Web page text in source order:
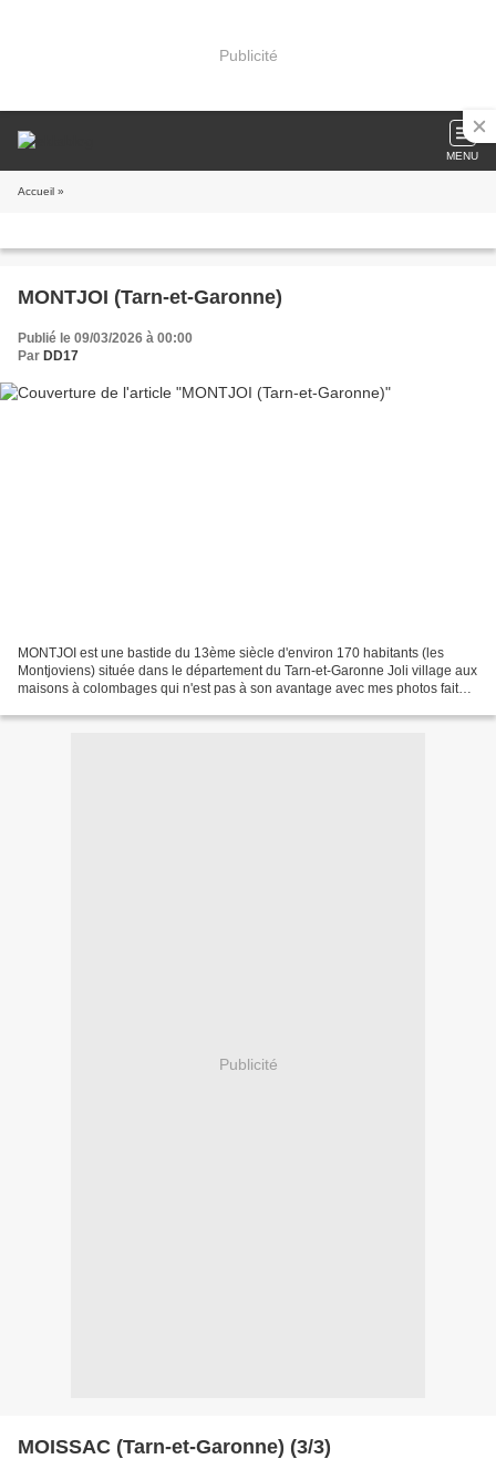
Publicité
MENU
Accueil »
MONTJOI (Tarn-et-Garonne)
Publié le 09/03/2026 à 00:00
Par DD17
MONTJOI est une bastide du 13ème siècle d'environ 170 habitants (les
Montjoviens) située dans le département du Tarn-et-Garonne Joli village aux
maisons à colombages qui n'est pas à son avantage avec mes photos faites
Publicité
MOISSAC (Tarn-et-Garonne) (3/3)